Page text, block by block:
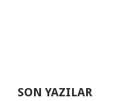
SON YAZILAR